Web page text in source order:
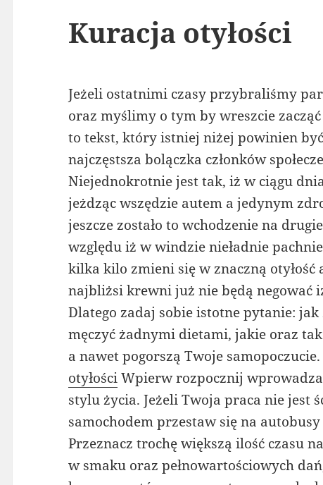
Kuracja otyłości
Jeżeli ostatnimi czasy przybraliśmy
oraz myślimy o tym by wreszcie zacząć
to tekst, który istniej niżej powinien
najczęstsza bolączka członków
Niejednokrotnie jest tak, iż w ciągu
jeżdząc wszędzie autem a jedynym
jeszcze zostało to wchodzenie na
względu iż w windzie nieładnie
kilka kilo zmieni się w znaczną otyłość
najbliżsi krewni już nie będą negować
Dlatego zadaj sobie istotne pytanie:
męczyć żadnymi dietami, jakie oraz
a nawet pogorszą Twoje
otyłościWpierw rozpocznij
stylu życia. Jeżeli Twoja praca nie jest
samochodem przestaw się na
Przeznacz trochę większą ilość czasu
w smaku oraz pełnowartościowych